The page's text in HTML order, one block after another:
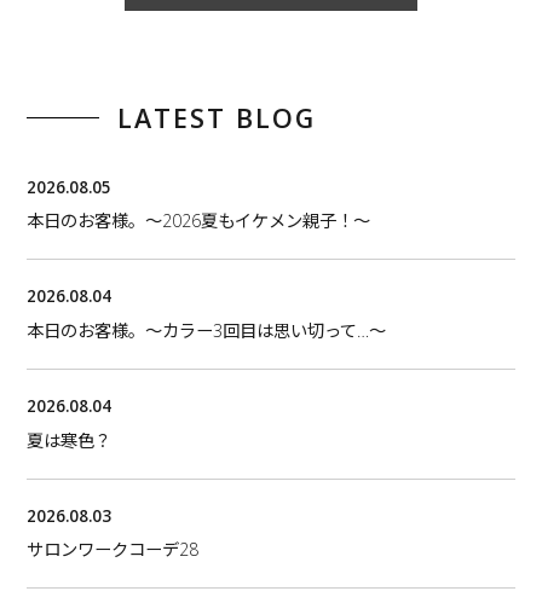
LATEST BLOG
2026.08.05
本日のお客様。〜2026夏もイケメン親子！〜
2026.08.04
本日のお客様。〜カラー3回目は思い切って…〜
2026.08.04
夏は寒色？
2026.08.03
サロンワークコーデ28